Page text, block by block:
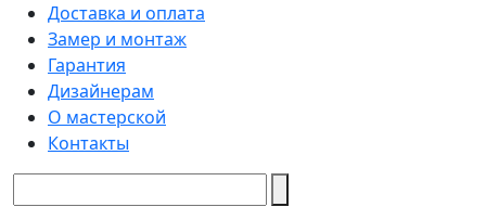
Доставка и оплата
Замер и монтаж
Гарантия
Дизайнерам
О мастерской
Контакты